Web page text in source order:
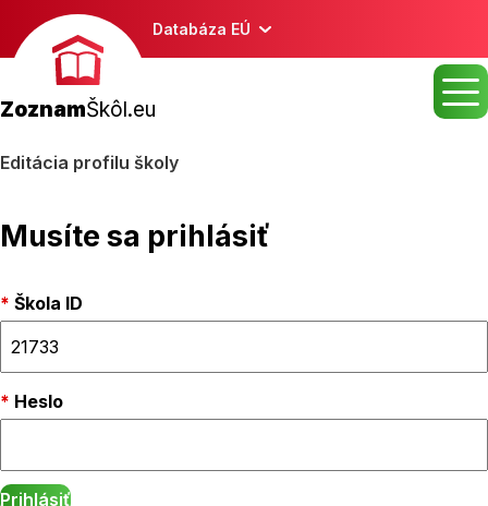
Databáza EÚ
ZoznamŠkôl.eu
Editácia profilu školy
Musíte sa prihlásiť
Škola ID
Heslo